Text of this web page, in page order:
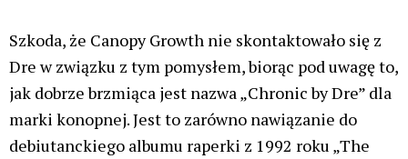
Szkoda, że ​​Canopy Growth nie skontaktowało się z
Dre w związku z tym pomysłem, biorąc pod uwagę to,
jak dobrze brzmiąca jest nazwa „Chronic by Dre” dla
marki konopnej.Jest to zarówno nawiązanie do
debiutanckiego albumu raperki z 1992 roku „The